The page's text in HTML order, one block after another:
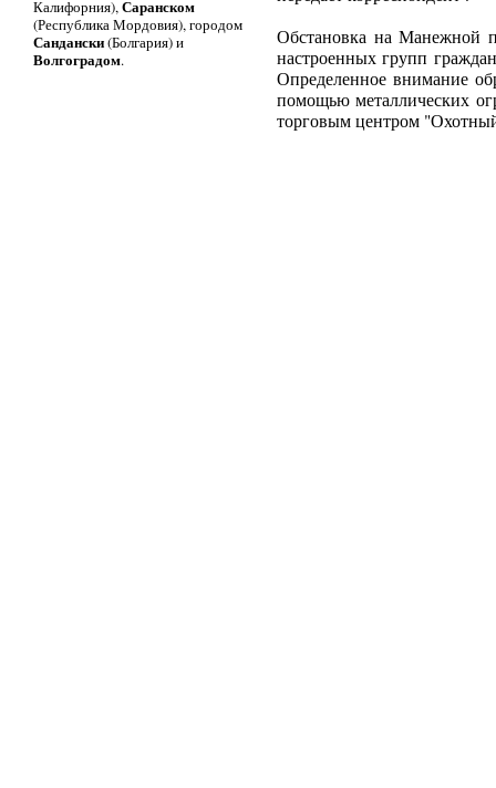
Обстановка на Манежной
настроенных групп
Определенное внимание
помощью металлических
торговым центром
Калифорния),Саранском
(Республика Мордовия), городом
Сандански(Болгария) и
Волгоградом.